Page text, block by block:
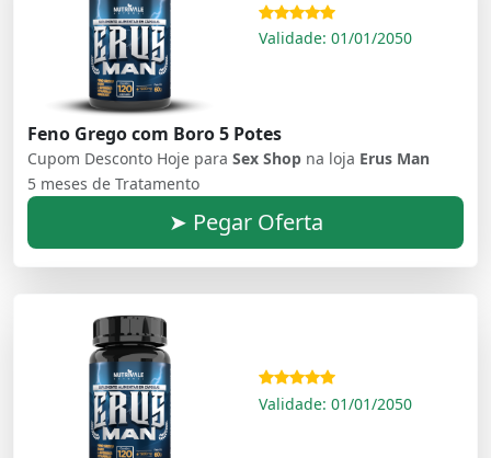
Validade: 01/01/2050
Feno Grego com Boro 5 Potes
Cupom Desconto Hoje para Sex Shop na loja Erus Man
5 meses de Tratamento
➤ Pegar Oferta
Validade: 01/01/2050